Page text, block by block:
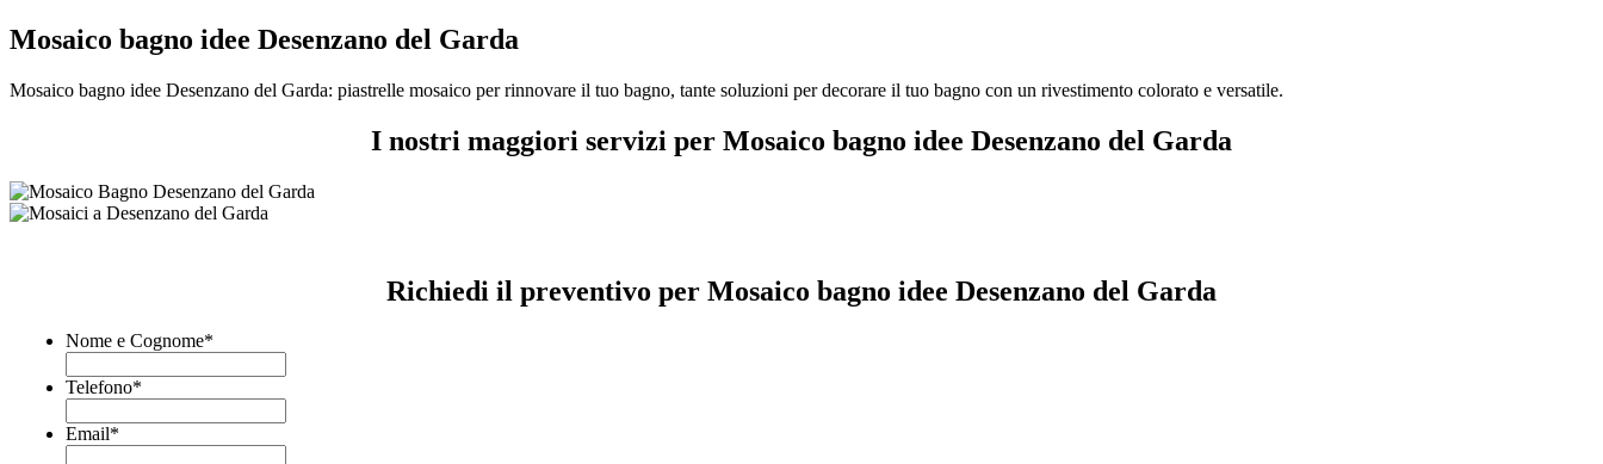
Mosaico bagno idee Desenzano del Garda
Mosaico bagno idee Desenzano del Garda: piastrelle mosaico per rinnovare il tuo bagno, tante soluzioni per decorare il tuo bagno con un rivestimento colorato e versatile.
I nostri maggiori servizi per Mosaico bagno idee Desenzano del Garda
Richiedi il preventivo per Mosaico bagno idee Desenzano del Garda
Nome e Cognome*
Telefono*
Email*